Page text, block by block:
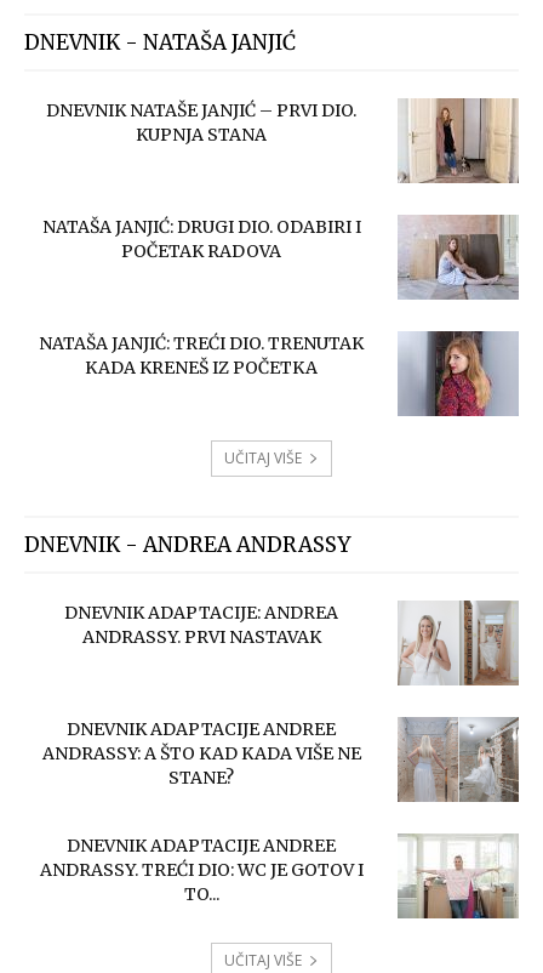
DNEVNIK - NATAŠA JANJIĆ
DNEVNIK NATAŠE JANJIĆ – PRVI DIO.
KUPNJA STANA
NATAŠA JANJIĆ: DRUGI DIO. ODABIRI I
POČETAK RADOVA
NATAŠA JANJIĆ: TREĆI DIO. TRENUTAK
KADA KRENEŠ IZ POČETKA
UČITAJ VIŠE
DNEVNIK - ANDREA ANDRASSY
DNEVNIK ADAPTACIJE: ANDREA
ANDRASSY. PRVI NASTAVAK
DNEVNIK ADAPTACIJE ANDREE
ANDRASSY: A ŠTO KAD KADA VIŠE NE
STANE?
DNEVNIK ADAPTACIJE ANDREE
ANDRASSY. TREĆI DIO: WC JE GOTOV I
TO...
UČITAJ VIŠE